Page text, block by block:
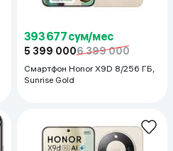
393 677 сум/мес
5 399 0006 399 000
Смартфон Honor X9D 8/256 ГБ,
Sunrise Gold